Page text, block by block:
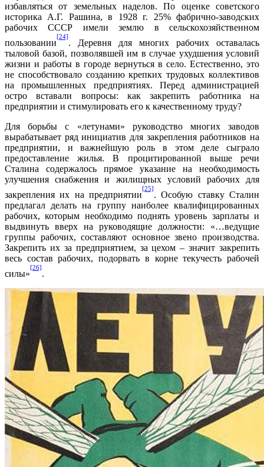
избавляться от земельных наделов. По оценке советского
историка А.Г. Рашина, в 1928 г. 25% фабрично-заводских
рабочих СССР имели землю в сельскохозяйственном
пользовании
[24]
. Деревня для многих рабочих оставалась
тыловой базой, позволявшей им в случае ухудшения условий
жизни и работы в городе вернуться в село. Естественно, это
не способствовало созданию крепких трудовых коллективов
на промышленных предприятиях. Перед администрацией
остро вставали вопросы: как закрепить работника на
предприятии и стимулировать его к качественному труду?
Для борьбы с «летунами» руководство многих заводов
вырабатывает ряд инициатив для закрепления работников на
предприятии, и важнейшую роль в этом деле сыграло
предоставление жилья. В процитированной выше речи
Сталина содержалось прямое указание на необходимость
улучшения снабжения и жилищных условий рабочих для
закрепления их на предприятии
[25]
. Особую ставку Сталин
предлагал делать на группу наиболее квалифицированных
рабочих, которым необходимо поднять уровень зарплаты и
выдвинуть вверх на руководящие должности: «…ведущие
группы рабочих, составляют основное звено производства.
Закрепить их за предприятием, за цехом – значит закрепить
весь состав рабочих, подорвать в корне текучесть рабочей
силы»
[26]